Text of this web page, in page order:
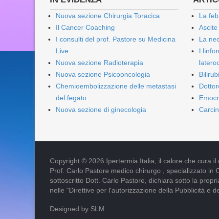
Nuova sezione Chirurgia Toracica
Il Cancer Coaching
I consulti del prof. Pastore su Medicina
Live
Nuova sezione Radioterapia
Nuova sezione Psicooncologia
Chemioembolizzazione delle metastasi
del fegato
Nuova sezione di ginecologia
La
La
I
Copyright © 2026 Ipertermia Italia, il calore che cura il
Prof. Carlo Pastore medico chirurgo , specializzato in
sottoscritto Dott. Carlo Pastore, dichiara sotto la
nelle "Direttive per l'autorizzazione della Pubblicità e
Designed by SLM